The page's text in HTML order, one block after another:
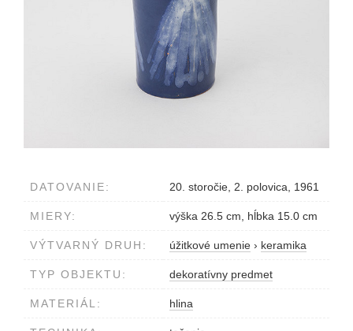
DATOVANIE: 20. storočie, 2. polovica, 1961
MIERY: výška 26.5 cm, hĺbka 15.0 cm
VÝTVARNÝ DRUH: úžitkové umenie › keramika
TYP OBJEKTU: dekoratívny predmet
MATERIÁL: hlina